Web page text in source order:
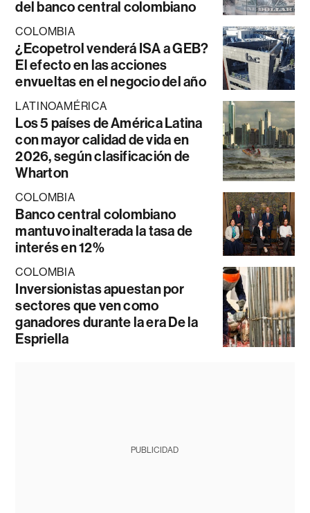
del banco central colombiano
COLOMBIA
¿Ecopetrol venderá ISA a GEB?
El efecto en las acciones
envueltas en el negocio del año
LATINOAMÉRICA
Los 5 países de América Latina
con mayor calidad de vida en
2026, según clasificación de
Wharton
COLOMBIA
Banco central colombiano
mantuvo inalterada la tasa de
interés en 12%
COLOMBIA
Inversionistas apuestan por
sectores que ven como
ganadores durante la era De la
Espriella
PUBLICIDAD